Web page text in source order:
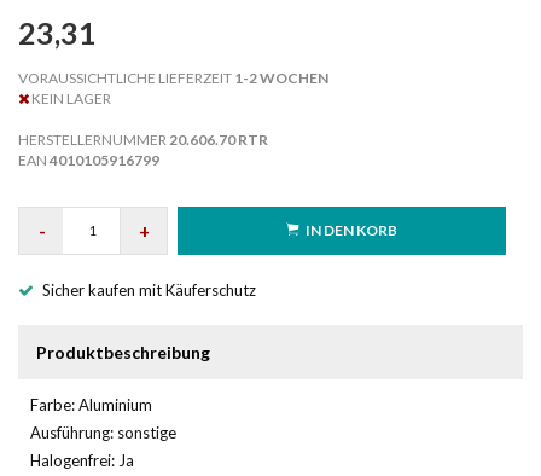
23,31
VORAUSSICHTLICHE LIEFERZEIT 1-2 WOCHEN
KEIN LAGER
HERSTELLERNUMMER 20.606.70 RTR
EAN 4010105916799
- + IN DEN KORB
Sicher kaufen mit Käuferschutz
Produktbeschreibung
Farbe: Aluminium
Ausführung: sonstige
Halogenfrei: Ja